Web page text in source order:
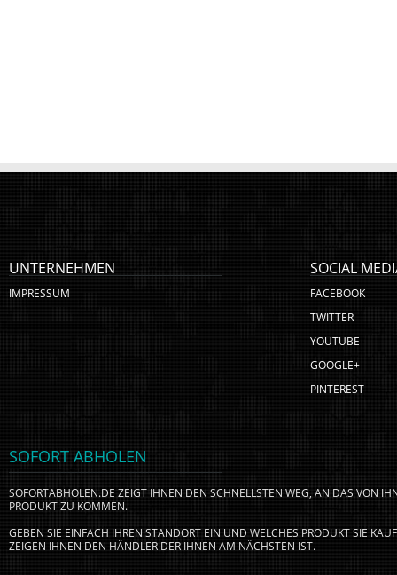
UNTERNEHMEN
IMPRESSUM
SOCIAL
FACEBOOK
TWITTER
YOUTUBE
GOOGLE+
PINTEREST
SOFORT ABHOLEN
SOFORTABHOLEN.DE ZEIGT IHNEN DEN SCHNELLSTEN WEG, AN DAS VON
PRODUKT ZU KOMMEN.
GEBEN SIE EINFACH IHREN STANDORT EIN UND WELCHES PRODUKT SIE
ZEIGEN IHNEN DEN HÄNDLER DER IHNEN AM NÄCHSTEN IST.